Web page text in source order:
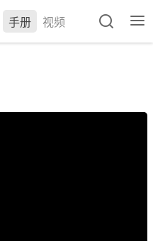
手册 视频